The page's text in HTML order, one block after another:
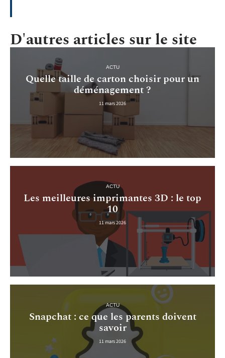
D'autres articles sur le site
ACTU
Quelle taille de carton choisir pour un
déménagement ?
11 mars 2026
ACTU
Les meilleures imprimantes 3D : le top
10
11 mars 2026
ACTU
Snapchat : ce que les parents doivent
savoir
11 mars 2026